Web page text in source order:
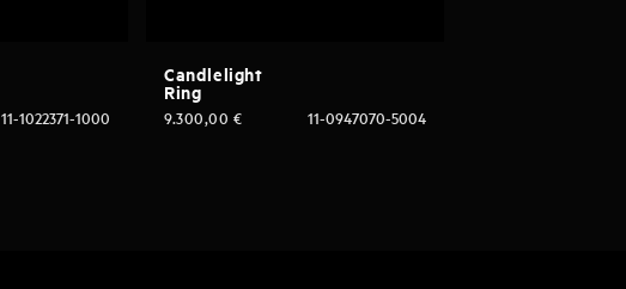
11-1022371-1000
Candlelight
Ring
11-0947070-5004
9.300,00 €